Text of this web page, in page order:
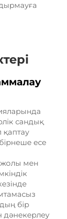
сандық
қаптау
бірнеше есе
жолы мен
бір
дәнекерлеу